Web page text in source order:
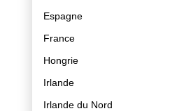
Espagne
France
Hongrie
Irlande
Irlande du Nord